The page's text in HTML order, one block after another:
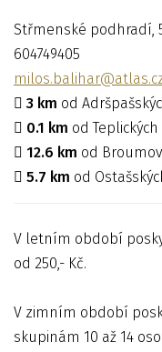
Střmenské podhradí,
604749405
3 km od
0.1 km od
12.6 km od
5.7 km od
V letním období
od 250,- Kč.
V zimním období
skupinám 10 až 14